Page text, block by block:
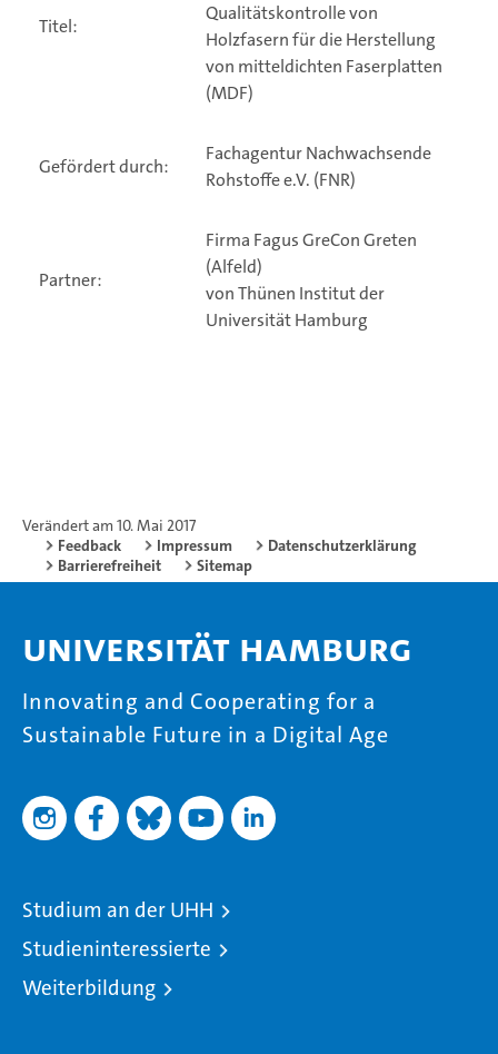
Titel:
Qualitätskontrolle von
Holzfasern für die Herstellung
von mitteldichten Faserplatten
(MDF)
Gefördert durch:
Fachagentur Nachwachsende
Rohstoffe e.V. (FNR)
Partner:
Firma Fagus GreCon Greten
(Alfeld)
von Thünen Institut der
Universität Hamburg
Verändert am 10. Mai 2017
Feedback
Impressum
Datenschutzerklärung
Barrierefreiheit
Sitemap
Universität Hamburg
Innovating and Cooperating for a
Sustainable Future in a Digital Age
Studium an der UHH
Studieninteressierte
Weiterbildung